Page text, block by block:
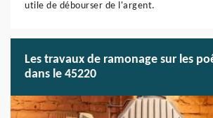
utile de débourser de l'argent.
Les travaux de ramonage sur les
dans le 45220